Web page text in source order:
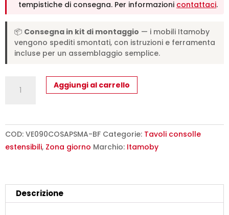
tempistiche di consegna. Per informazioni contattaci.
📦 Consegna in kit di montaggio — i mobili Itamoby
vengono spediti smontati, con istruzioni e ferramenta
incluse per un assemblaggio semplice.
allungabile
Saki
Small
frassino
quantità
Aggiungi al carrello
COD: VE090COSAPSMA-BF Categorie: Tavoli consolle
estensibili, Zona giorno Marchio: Itamoby
Descrizione